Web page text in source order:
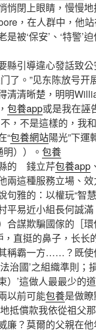
悄閉上眼睛，慢慢地
，在人群中，他
被‘保安’、‘特警’
引導違心發話致公
了。”见东陈放号开
清清晰楚，明明
包養app或是我在誣
，不是這樣的，我
“包養網站陽光”下運
））。 包養
的 錢立芹包養app
兩這種服務立場、
雅的：以權玩“智
易近小組長何誠滿
合謀欺騙國傢的［
直挺的鼻子，长长
稱霸一方……？既使
治國’之組織準則；
）’這做人最最少的
以前可能包養是做
償款我依從祖父
？莫爾的父親在他